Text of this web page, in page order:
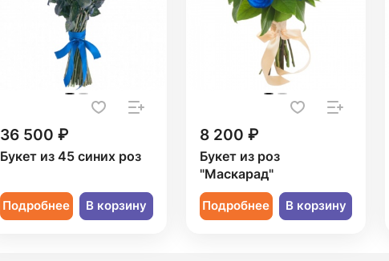
36 500 ₽
Букет из 45 синих роз
Подробнее В корзину
8 200 ₽
Букет из роз
"Маскарад"
Подробнее В корзину